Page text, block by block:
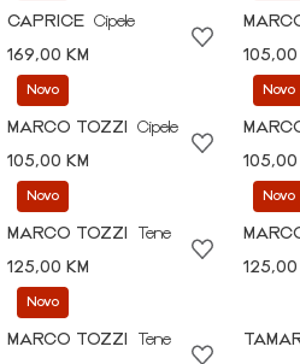
CAPRICE Cipele
169,00 KM
105,00
Novo
MARCO TOZZI
Cipele
105,00 KM
Novo
105,00
Novo
MARCO TOZZI
Tene
125,00 KM
Novo
125,00
Novo
MARCO TOZZI
Tene